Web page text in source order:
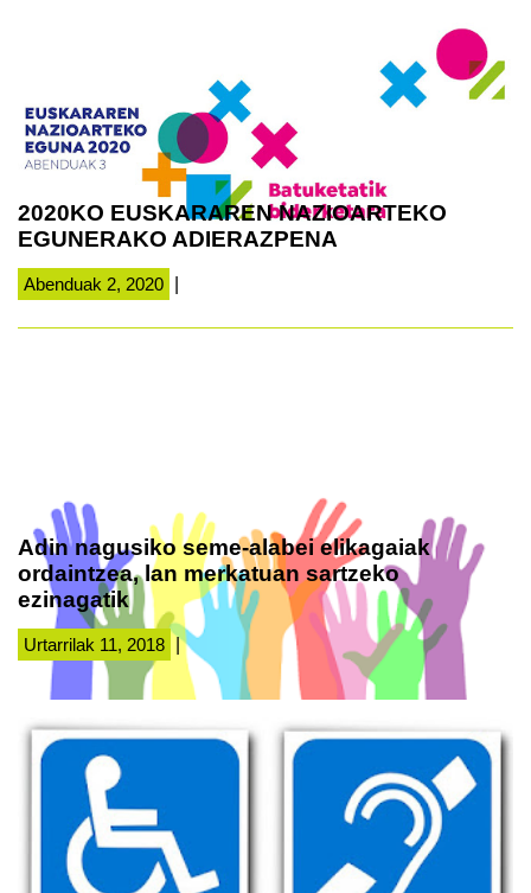
2020KO EUSKARAREN NAZIOARTEKO
EGUNERAKO ADIERAZPENA
Abenduak 2, 2020
Adin nagusiko seme-alabei elikagaiak
ordaintzea, lan merkatuan sartzeko
ezinagatik
Urtarrilak 11, 2018 |